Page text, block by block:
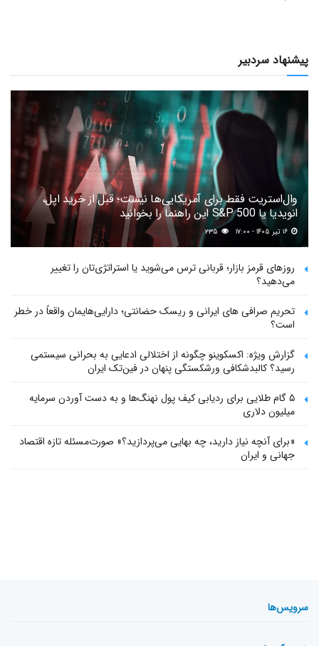
پیشنهاد سردبیر
وال‌استریت فقط برای آمریکایی‌ها نیست؛ قبل از خرید اپل،
انویدیا یا S&P 500 این راهنما را بخوانید
۲۳۵
روزهای قرمز بازار؛ قربانی ترس می‌شوید یا استراتژی‌تان را تغییر
می‌دهید؟
تحریم صرافی های ایرانی و ریسک حضانتی؛ دارایی‌هایمان واقعاً در خطر
است؟
گزارش ویژه: اکسکوینو چگونه از اختلالی ادعایی به بحرانی سیستمی
رسید؟ کالبدشکافی ورشکستگی پنهان در فین‌تک ایران
۵ گام طلایی برای ردیابی کیف پول‌ نهنگ‌ها و به دست آوردن سرمایه
میلیون دلاری
«برای آنچه نیاز دارید، چه بهایی می‌پردازید؟» صورت‌مسئله تازه اقتصاد
جهانی و ایران
سرویس‌ها